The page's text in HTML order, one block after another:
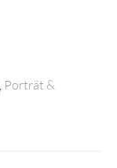
Porträt &